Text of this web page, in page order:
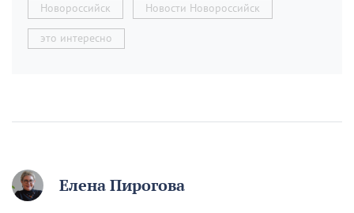
Новороссийск Новости Новороссийск
это интересно
Елена Пирогова